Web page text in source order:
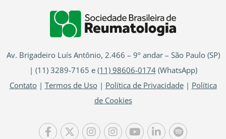
Av. Brigadeiro Luís Antônio, 2.466 – 9º andar – São Paulo (SP)
| (11) 3289-7165 e (11) 98606-0174(WhatsApp)
Contato| Termos de Uso| Política de Privacidade| Política
de Cookies